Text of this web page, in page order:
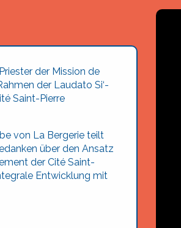
der Mission de
der Laudato Si‘-
Saint-Pierre
von La Bergerie teilt
über den Ansatz
der Cité Saint-
Entwicklung mit